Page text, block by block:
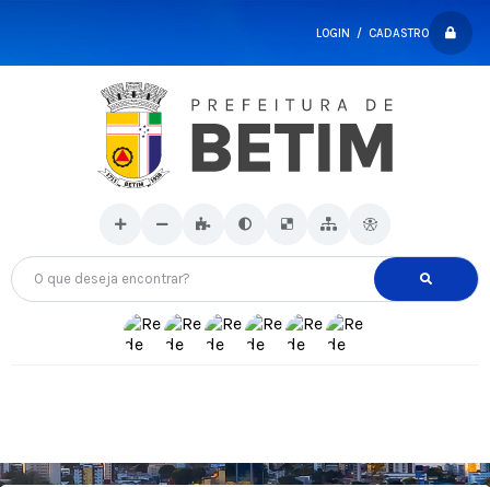
LOGIN / CADASTRO
O que deseja encontrar?